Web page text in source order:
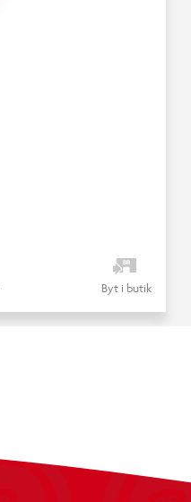
Byt i butik